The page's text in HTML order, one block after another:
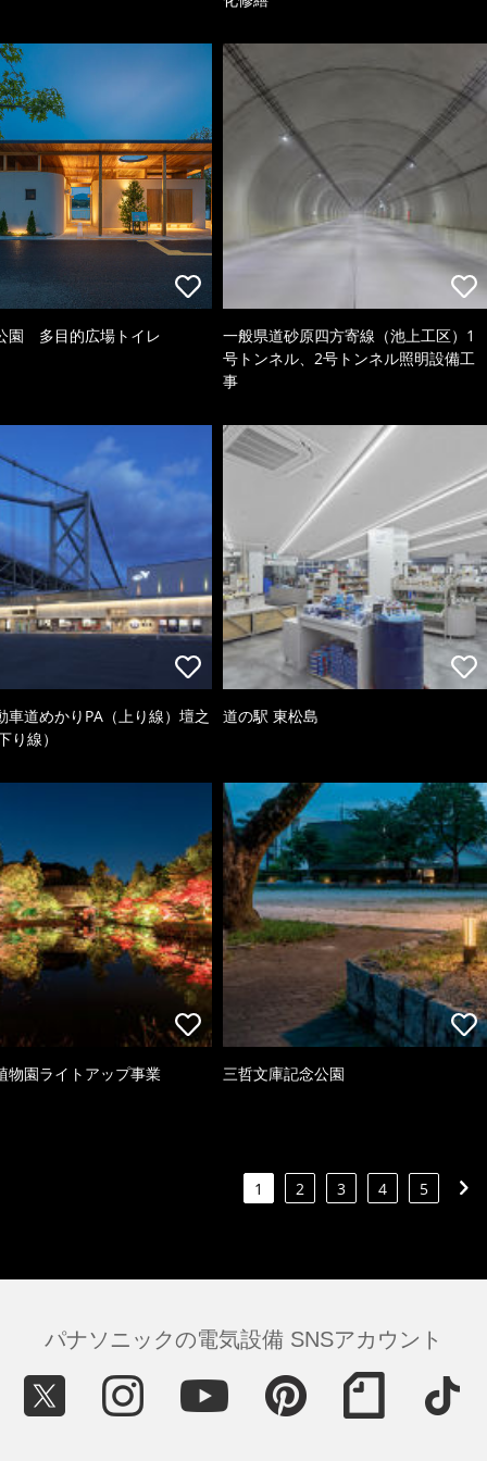
園 多目的広場トイレ
一般県道砂原四方寄線（池上工区）1
号トンネル、2号トンネル照明設備工
事
車道めかりPA（上り線）壇之
り線）
道の駅 東松島
物園ライトアップ事業 三哲文庫記念公園
1 2 3 4 5
パナソニックの電気設備 SNSアカウント